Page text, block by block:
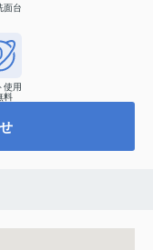
面台
使用
料